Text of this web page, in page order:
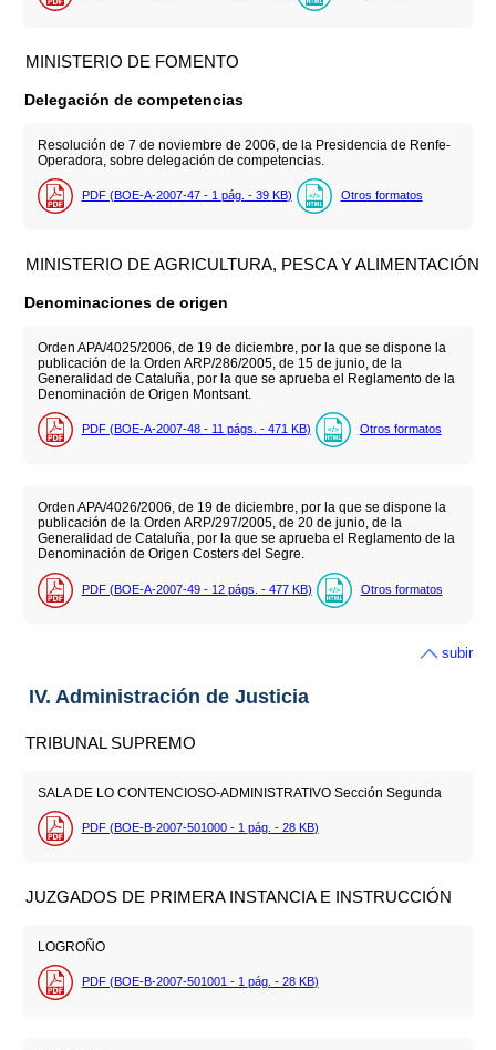
MINISTERIO DE FOMENTO
Delegación de competencias
Resolución de 7 de noviembre de 2006, de la Presidencia de Renfe-
Operadora, sobre delegación de competencias.
PDF (BOE-A-2007-47 - 1 pág. - 39 KB) Otros formatos
MINISTERIO DE AGRICULTURA, PESCA Y ALIMENTACIÓN
Denominaciones de origen
Orden APA/4025/2006, de 19 de diciembre, por la que se dispone la
publicación de la Orden ARP/286/2005, de 15 de junio, de la
Generalidad de Cataluña, por la que se aprueba el Reglamento de la
Denominación de Origen Montsant.
PDF (BOE-A-2007-48 - 11 págs. - 471 KB) Otros formatos
Orden APA/4026/2006, de 19 de diciembre, por la que se dispone la
publicación de la Orden ARP/297/2005, de 20 de junio, de la
Generalidad de Cataluña, por la que se aprueba el Reglamento de la
Denominación de Origen Costers del Segre.
PDF (BOE-A-2007-49 - 12 págs. - 477 KB) Otros formatos
subir
IV. Administración de Justicia
TRIBUNAL SUPREMO
SALA DE LO CONTENCIOSO-ADMINISTRATIVO Sección Segunda
PDF (BOE-B-2007-501000 - 1 pág. - 28 KB)
JUZGADOS DE PRIMERA INSTANCIA E INSTRUCCIÓN
LOGROÑO
PDF (BOE-B-2007-501001 - 1 pág. - 28 KB)